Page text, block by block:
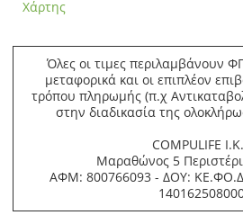
Χάρτης
Όλες οι τιμες περιλαμβάνουν
μεταφορικά και οι επιπλέον
τρόπου πληρωμής (π.χ
στην διαδικασία της
COMPULIFE
Μαραθώνος 5
ΑΦΜ: 800766093 - ΔΟΥ: